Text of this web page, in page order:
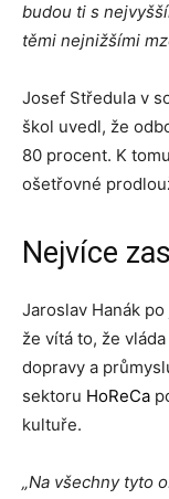
budou ti s
těmi nejnižšími
Josef Středula v
škol uvedl, že
80 procent. K
ošetřovné
Nejvíce
Jaroslav Hanák
že vítá to, že
dopravy a
sektoru HoReCa
kultuře.
„Na všechny tyto